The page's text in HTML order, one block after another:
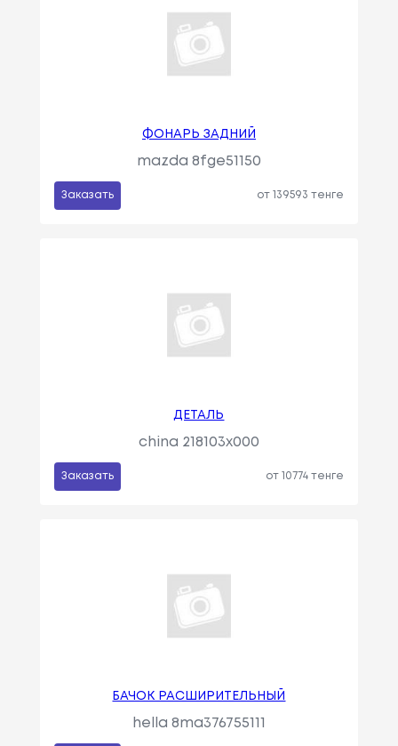
ФОНАРЬ ЗАДНИЙ
mazda 8fge51150
Заказать от 139593 тенге
ДЕТАЛЬ
china 218103x000
Заказать от 10774 тенге
БАЧОК РАСШИРИТЕЛЬНЫЙ
hella 8ma376755111